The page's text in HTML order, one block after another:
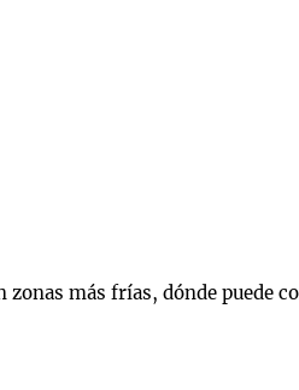
más frías, dónde puede